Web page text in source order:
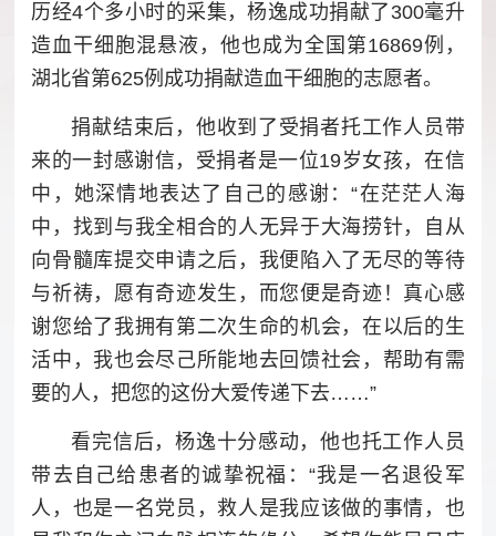
历经4个多小时的采集，杨逸成功捐献了300毫升
造血干细胞混悬液，他也成为全国第16869例，
湖北省第625例成功捐献造血干细胞的志愿者。
捐献结束后，他收到了受捐者托工作人员带
来的一封感谢信，受捐者是一位19岁女孩，在信
中，她深情地表达了自己的感谢：“在茫茫人海
中，找到与我全相合的人无异于大海捞针，自从
向骨髓库提交申请之后，我便陷入了无尽的等待
与祈祷，愿有奇迹发生，而您便是奇迹！真心感
谢您给了我拥有第二次生命的机会，在以后的生
活中，我也会尽己所能地去回馈社会，帮助有需
要的人，把您的这份大爱传递下去……”
看完信后，杨逸十分感动，他也托工作人员
带去自己给患者的诚挚祝福：“我是一名退役军
人，也是一名党员，救人是我应该做的事情，也